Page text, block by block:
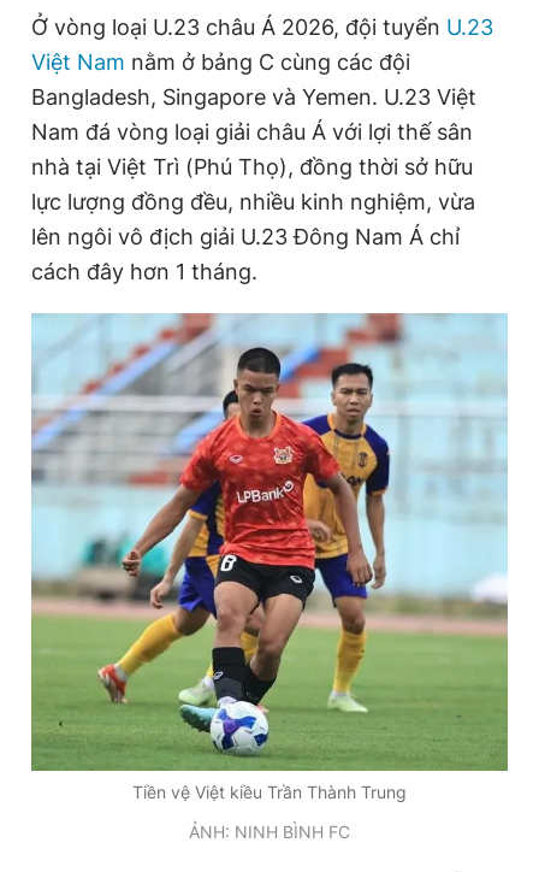
Đọc Thanh Niên trên điện thoại
0906 645 777
Liên hệ quảng cáo
0908 780 404
Đặt báo Quảng cáo RSS Tòa soạn Chính sách bảo
Tổng biên tập: Nguyễn Ngọc Toàn
Phó tổng biên tập thường trực: Hải Thành
Phó tổng biên tập: Lâm Hiếu Dũng
Phó tổng biên tập: Trần Việt Hưng
Tổng thư ký tòa soạn: Đức Trung
Giấy phép xuất bản số 110/GP - BTTTT cấp ngày 24.3.2020
© 2003-2026 Bản quyền thuộc về Báo Thanh Niên. Cấm sao
chép dưới mọi hình thức nếu không có sự chấp thuận bằng văn
bản. Phát triển bởi ePi Technologies, JSC.
Ở vòng loại U.23 châu Á 2026, đội tuyển U.23
Việt Nam nằm ở bảng C cùng các đội
Bangladesh, Singapore và Yemen. U.23 Việt
Nam đá vòng loại giải châu Á với lợi thế sân
nhà tại Việt Trì (Phú Thọ), đồng thời sở hữu
lực lượng đồng đều, nhiều kinh nghiệm, vừa
lên ngôi vô địch giải U.23 Đông Nam Á chỉ
cách đây hơn 1 tháng.
Tiền vệ Việt kiều Trần Thành Trung
ẢNH: NINH BÌNH FC